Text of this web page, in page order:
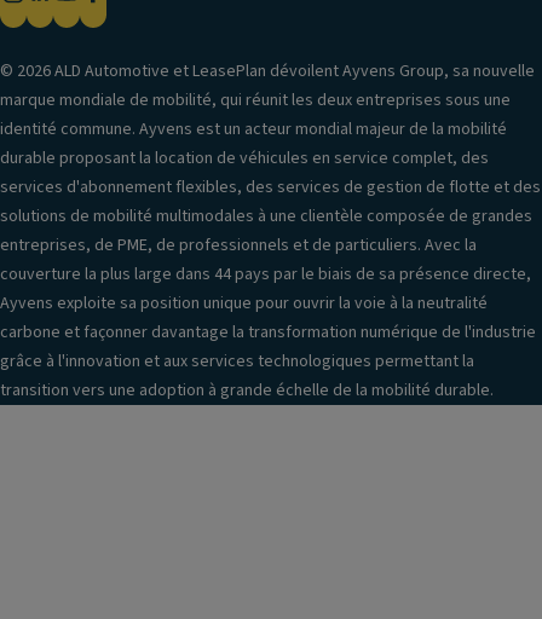
© 2026 ALD Automotive et LeasePlan dévoilent Ayvens Group, sa nouvelle
marque mondiale de mobilité, qui réunit les deux entreprises sous une
identité commune. Ayvens est un acteur mondial majeur de la mobilité
durable proposant la location de véhicules en service complet, des
services d'abonnement flexibles, des services de gestion de flotte et des
solutions de mobilité multimodales à une clientèle composée de grandes
entreprises, de PME, de professionnels et de particuliers. Avec la
couverture la plus large dans 44 pays par le biais de sa présence directe,
Ayvens exploite sa position unique pour ouvrir la voie à la neutralité
carbone et façonner davantage la transformation numérique de l'industrie
grâce à l'innovation et aux services technologiques permettant la
transition vers une adoption à grande échelle de la mobilité durable.